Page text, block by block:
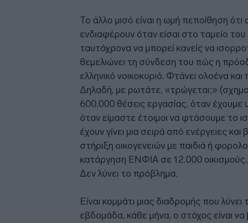
Το άλλο μισό είναι η ωμή πεποίθηση ότι
ενδιαφέρουν όταν είσαι στο ταμείο
ταυτόχρονα να μπορεί κανείς να
θεμελιώνει τη σύνδεση του πώς η
ελληνικό νοικοκυριό. Φτάνει ολοένα
Δηλαδή, με ρωτάτε, «τρώγεται;»
600.000 θέσεις εργασίας, όταν
όταν είμαστε έτοιμοι να φτάσουμε το
έχουν γίνει μια σειρά από ενέργειες
στήριξη οικογενειών με παιδιά ή
κατάργηση ΕΝΦΙΑ σε 12.000
Δεν λύνει το πρόβλημα.
Είναι κομμάτι μιας διαδρομής που
εβδομάδα, κάθε μήνα, ο στόχος είναι